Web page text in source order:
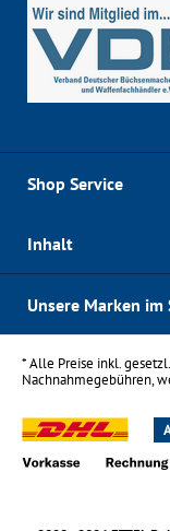
Shop Service
Inhalt
Unsere Marken
* Alle Preise inkl.
Nachnahmegebühren,